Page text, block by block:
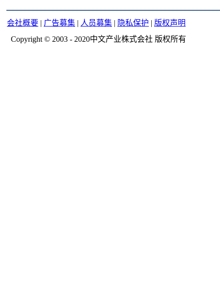
会社概要 | 广告募集 | 人员募集 | 隐私保护 | 版权声明
Copyright © 2003 - 2020中文产业株式会社 版权所有